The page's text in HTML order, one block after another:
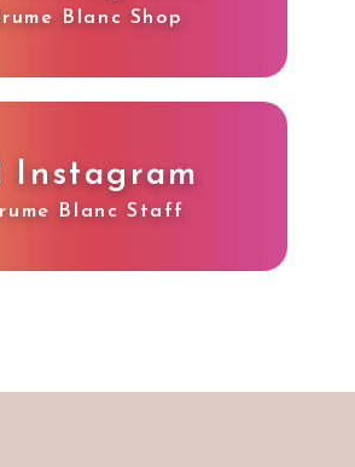
Blanc Shop
Instagram
Blanc Staff